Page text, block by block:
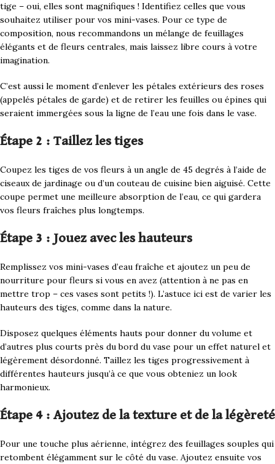
tige – oui, elles sont magnifiques ! Identifiez celles que vous
souhaitez utiliser pour vos mini-vases. Pour ce type de
composition, nous recommandons un mélange de feuillages
élégants et de fleurs centrales, mais laissez libre cours à votre
imagination.
C’est aussi le moment d’enlever les pétales extérieurs des roses
(appelés pétales de garde) et de retirer les feuilles ou épines qui
seraient immergées sous la ligne de l’eau une fois dans le vase.
Étape 2 : Taillez les tiges
Coupez les tiges de vos fleurs à un angle de 45 degrés à l’aide de
ciseaux de jardinage ou d’un couteau de cuisine bien aiguisé. Cette
coupe permet une meilleure absorption de l’eau, ce qui gardera
vos fleurs fraîches plus longtemps.
Étape 3 : Jouez avec les hauteurs
Remplissez vos mini-vases d’eau fraîche et ajoutez un peu de
nourriture pour fleurs si vous en avez (attention à ne pas en
mettre trop – ces vases sont petits !). L’astuce ici est de varier les
hauteurs des tiges, comme dans la nature.
Disposez quelques éléments hauts pour donner du volume et
d’autres plus courts près du bord du vase pour un effet naturel et
légèrement désordonné. Taillez les tiges progressivement à
différentes hauteurs jusqu’à ce que vous obteniez un look
harmonieux.
Étape 4 : Ajoutez de la texture et de la légèreté
Pour une touche plus aérienne, intégrez des feuillages souples qui
retombent élégamment sur le côté du vase. Ajoutez ensuite vos